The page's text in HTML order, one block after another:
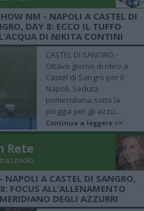
NM - NAPOLI A CASTEL DI
DAY 8: ECCO IL TUFFO
DI NIKITA CONTINI
CASTEL DI SANGRO -
Ottavo giorno di ritiro a
Castel di Sangro per il
Napoli. Seduta
pomeridiana sotto la
pioggia per gli azzu...
Continua a leggere >>
Rete
NAPOLI A CASTEL DI SANGRO,
FOCUS ALL’ALLENAMENTO
DEGLI AZZURRI